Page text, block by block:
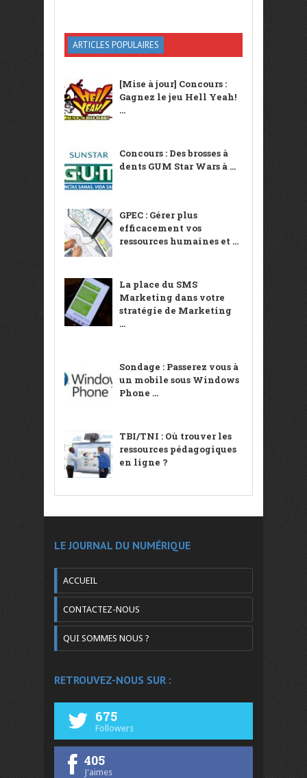
ARTICLES POPULAIRES
[Mise à jour] Concours :
Gagnez le jeu Hell Yeah!
...
Concours : Des brosses à
dents GUM Star Wars à ...
GPEC : Gérer plus
efficacement vos
ressources humaines et ...
La place du SMS
Marketing dans votre
stratégie de Marketing
...
Sondage : Passerez vous à
un mobile sous Windows
Phone ...
TBI/TNI : Où trouver les
ressources pédagogiques
en ligne ?
LE JOURNAL DU NUMÉRIQUE
ACCUEIL
CONTACTEZ-NOUS
QUI SOMMES NOUS ?
RETROUVEZ-NOUS SUR :
675
Followers
405
J'aimes